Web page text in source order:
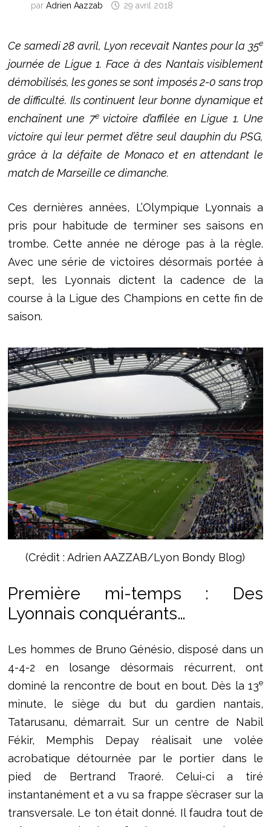
par Adrien Aazzab 29 avril 2018
Ce samedi 28 avril, Lyon recevait Nantes pour la 35e
journée de Ligue 1. Face à des Nantais visiblement
démobilisés, les gones se sont imposés 2-0 sans trop
de difficulté. Ils continuent leur bonne dynamique et
enchaînent une 7evictoire d’affilée en Ligue 1. Une
victoire qui leur permet d’être seul dauphin du PSG,
grâce à la défaite de Monaco et en attendant le
match de Marseille ce dimanche.
Ces dernières années, L’Olympique Lyonnais a
pris pour habitude de terminer ses saisons en
trombe. Cette année ne déroge pas à la règle.
Avec une série de victoires désormais portée à
sept, les Lyonnais dictent la cadence de la
course à la Ligue des Champions en cette fin de
saison.
(Crédit : Adrien AAZZAB/Lyon Bondy Blog)
Première mi-temps : Des
Lyonnais conquérants…
Les hommes de Bruno Génésio, disposé dans un
4-4-2 en losange désormais récurrent, ont
dominé la rencontre de bout en bout. Dès la 13e
minute, le siège du but du gardien nantais,
Tatarusanu, démarrait. Sur un centre de Nabil
Fékir, Memphis Depay réalisait une volée
acrobatique détournée par le portier dans le
pied de Bertrand Traoré. Celui-ci a tiré
instantanément et a vu sa frappe s’écraser sur la
transversale. Le ton était donné. Il faudra tout de